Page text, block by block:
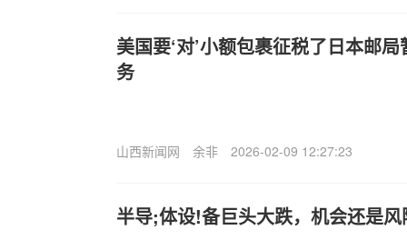
美国要‘对’小额包裹征税了日本邮
务
山西新闻网 余非 2026-02-09 12:27:23
半导;体设!备巨头大跌，机会还是风